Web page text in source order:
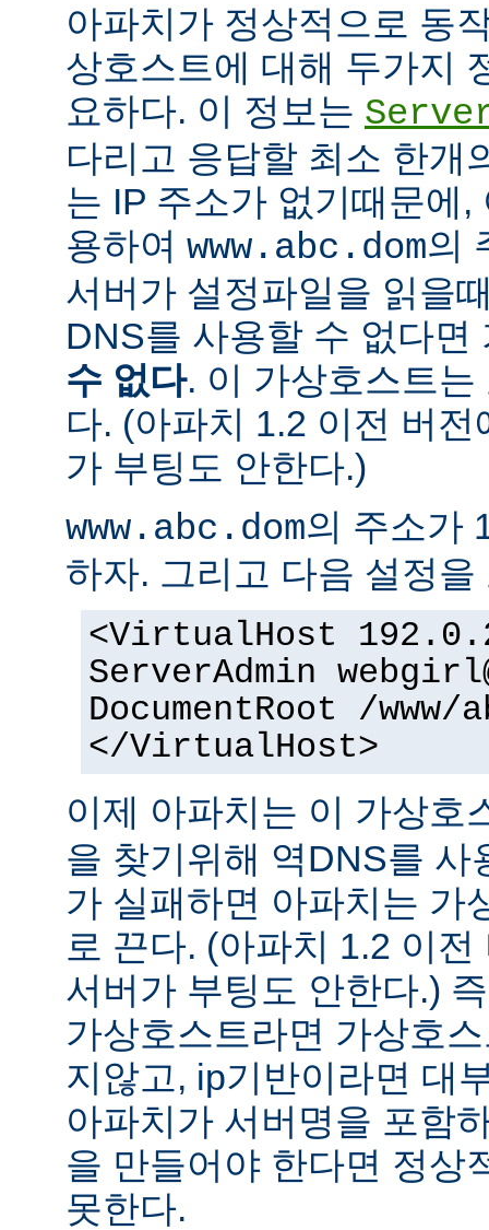
아파치가 정상적으로 동
상호스트에 대해 두가지
요하다. 이 정보는
다리고 응답할 최소 한개
는 IP 주소가 없기때문에
용하여 www.abc.dom의
서버가 설정파일을 읽을
DNS를 사용할 수 없다
수 없다. 이 가상호스트
다. (아파치 1.2 이전 버
가 부팅도 안한다.)
www.abc.dom의 주소가
하자. 그리고 다음 설정을
<VirtualHost
ServerAdmin
DocumentRoot /www/
</VirtualHost>
이제 아파치는 이 가상호
을 찾기위해 역DNS를 사
가 실패하면 아파치는 가
로 끈다. (아파치 1.2 이
서버가 부팅도 안한다.)
가상호스트라면 가상호
지않고, ip기반이라면 대
아파치가 서버명을 포함
을 만들어야 한다면 정상
못한다.